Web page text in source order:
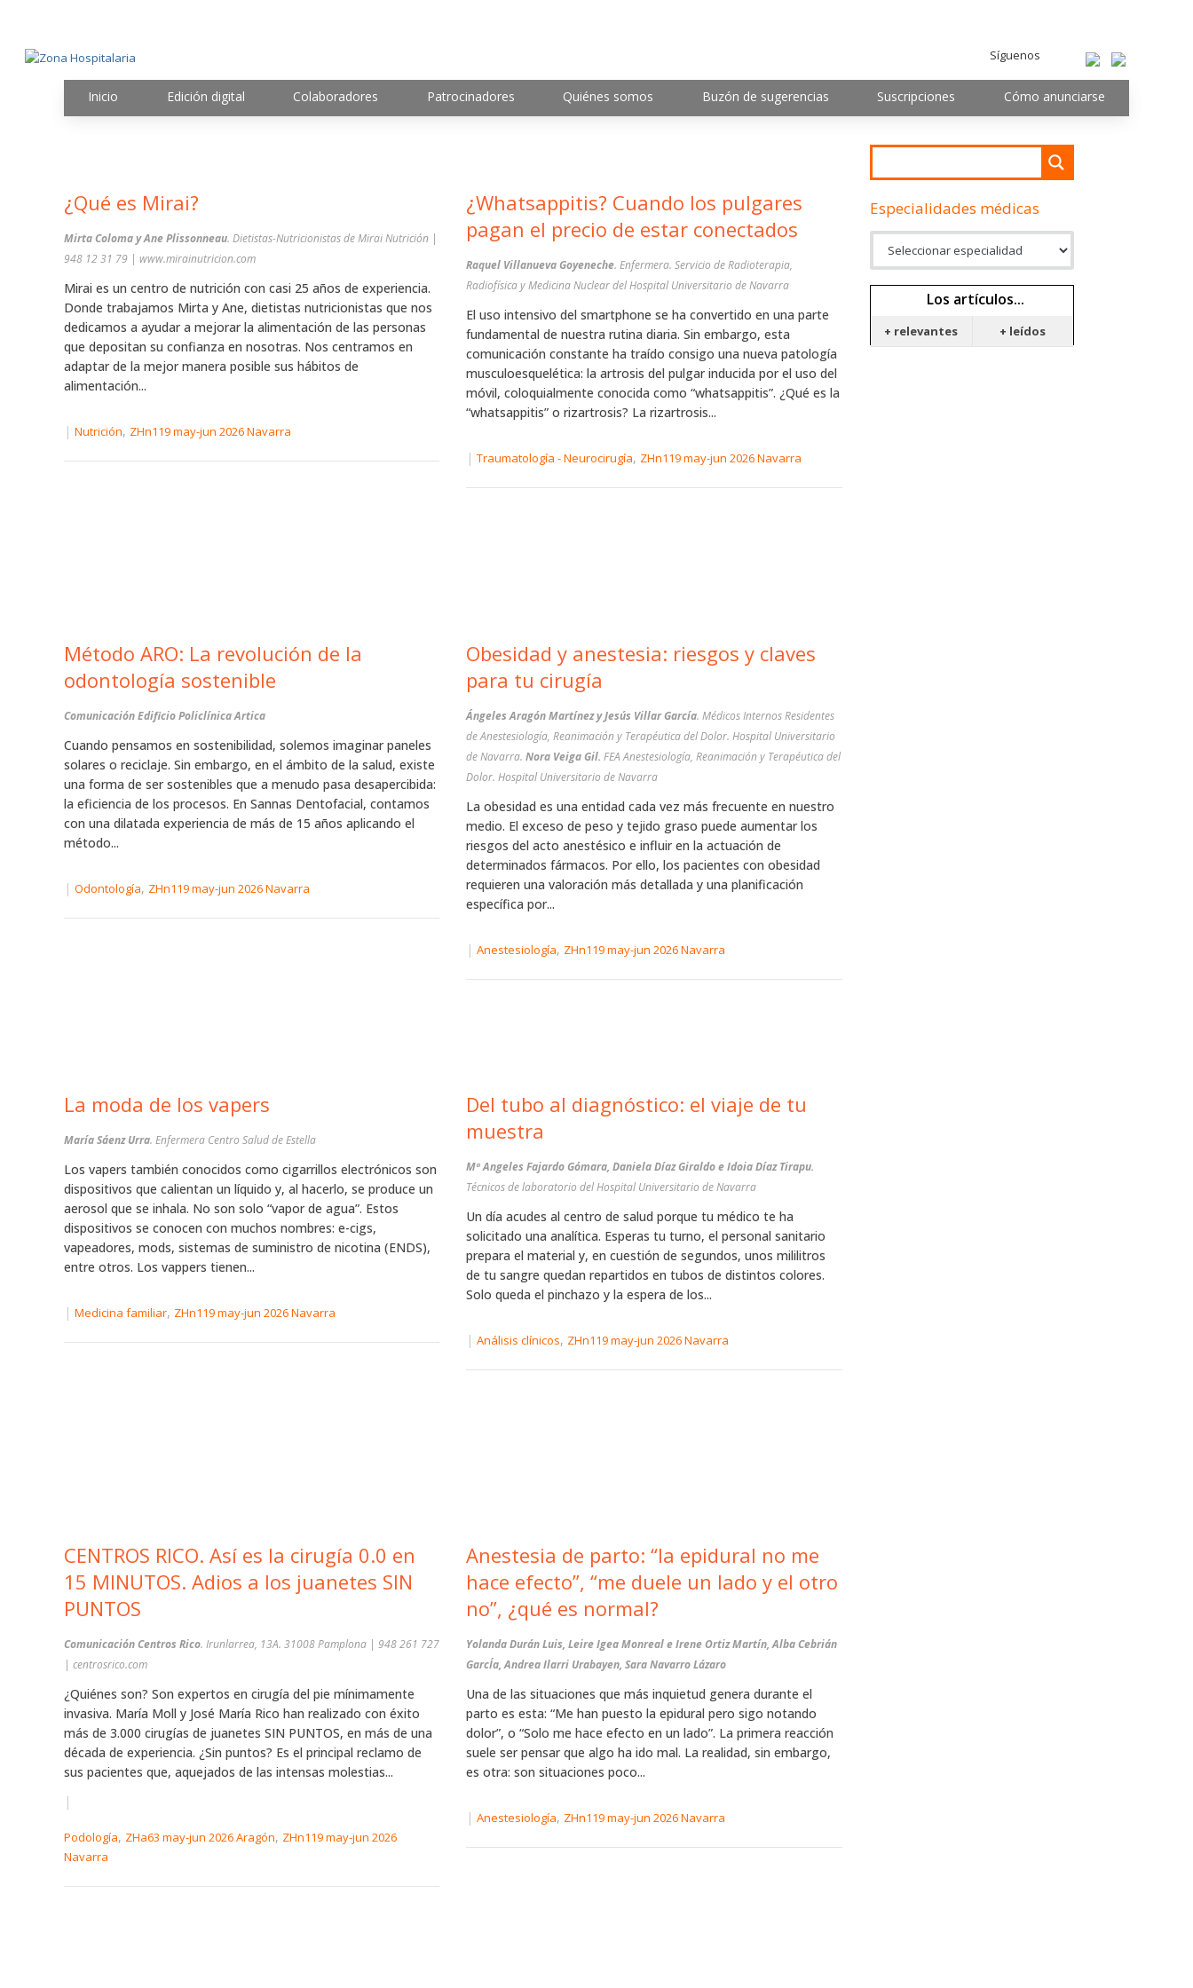
Síguenos
Inicio Edición digital Colaboradores Patrocinadores Quiénes somos Buzón de sugerencias Suscripciones Cómo anunciarse
¿Qué es Mirai?
Mirta Coloma y Ane Plissonneau. Dietistas-Nutricionistas de Mirai Nutrición |
948 12 31 79 | www.mirainutricion.com
Mirai es un centro de nutrición con casi 25 años de experiencia.
Donde trabajamos Mirta y Ane, dietistas nutricionistas que nos
dedicamos a ayudar a mejorar la alimentación de las personas
que depositan su confianza en nosotras. Nos centramos en
adaptar de la mejor manera posible sus hábitos de
alimentación...
| Nutrición, ZHn119 may-jun 2026 Navarra
Método ARO: La revolución de la
odontología sostenible
Comunicación Edificio Policlínica Artica
Cuando pensamos en sostenibilidad, solemos imaginar paneles
solares o reciclaje. Sin embargo, en el ámbito de la salud, existe
una forma de ser sostenibles que a menudo pasa desapercibida:
la eficiencia de los procesos. En Sannas Dentofacial, contamos
con una dilatada experiencia de más de 15 años aplicando el
método...
| Odontología, ZHn119 may-jun 2026 Navarra
La moda de los vapers
María Sáenz Urra. Enfermera Centro Salud de Estella
Los vapers también conocidos como cigarrillos electrónicos son
dispositivos que calientan un líquido y, al hacerlo, se produce un
aerosol que se inhala. No son solo “vapor de agua”. Estos
dispositivos se conocen con muchos nombres: e-cigs,
vapeadores, mods, sistemas de suministro de nicotina (ENDS),
entre otros. Los vappers tienen...
| Medicina familiar, ZHn119 may-jun 2026 Navarra
CENTROS RICO. Así es la cirugía 0.0 en
15 MINUTOS. Adios a los juanetes SIN
PUNTOS
Comunicación Centros Rico. Irunlarrea, 13A. 31008 Pamplona | 948 261 727
| centrosrico.com
¿Quiénes son? Son expertos en cirugía del pie mínimamente
invasiva. María Moll y José María Rico han realizado con éxito
más de 3.000 cirugías de juanetes SIN PUNTOS, en más de una
década de experiencia. ¿Sin puntos? Es el principal reclamo de
sus pacientes que, aquejados de las intensas molestias...
|
Podología, ZHa63 may-jun 2026 Aragón, ZHn119 may-jun 2026
Navarra
¿Whatsappitis? Cuando los pulgares
pagan el precio de estar conectados
Raquel Villanueva Goyeneche. Enfermera. Servicio de Radioterapia,
Radiofísica y Medicina Nuclear del Hospital Universitario de Navarra
El uso intensivo del smartphone se ha convertido en una parte
fundamental de nuestra rutina diaria. Sin embargo, esta
comunicación constante ha traído consigo una nueva patología
musculoesquelética: la artrosis del pulgar inducida por el uso del
móvil, coloquialmente conocida como “whatsappitis”. ¿Qué es la
“whatsappitis” o rizartrosis? La rizartrosis...
|Traumatología - Neurocirugía, ZHn119 may-jun 2026 Navarra
Obesidad y anestesia: riesgos y claves
para tu cirugía
Ángeles Aragón Martínez y Jesús Villar García. Médicos Internos Residentes
de Anestesiología, Reanimación y Terapéutica del Dolor. Hospital Universitario
de Navarra.Nora Veiga Gil.FEA Anestesiología, Reanimación y Terapéutica del
Dolor. Hospital Universitario de Navarra
La obesidad es una entidad cada vez más frecuente en nuestro
medio. El exceso de peso y tejido graso puede aumentar los
riesgos del acto anestésico e influir en la actuación de
determinados fármacos. Por ello, los pacientes con obesidad
requieren una valoración más detallada y una planificación
específica por...
|Anestesiología, ZHn119 may-jun 2026 Navarra
Del tubo al diagnóstico: el viaje de tu
muestra
Mª Angeles Fajardo Gómara, Daniela Díaz Giraldo e Idoia Díaz Tirapu.
Técnicos de laboratorio del Hospital Universitario de Navarra
Un día acudes al centro de salud porque tu médico te ha
solicitado una analítica. Esperas tu turno, el personal sanitario
prepara el material y, en cuestión de segundos, unos mililitros
de tu sangre quedan repartidos en tubos de distintos colores.
Solo queda el pinchazo y la espera de los...
|Análisis clínicos, ZHn119 may-jun 2026 Navarra
Anestesia de parto: “la epidural no me
hace efecto”, “me duele un lado y el otro
no”, ¿qué es normal?
Yolanda Durán Luis, Leire Igea Monreal e Irene Ortiz Martín, Alba Cebrián
GarcÍa, Andrea Ilarri Urabayen, Sara Navarro Lázaro
Una de las situaciones que más inquietud genera durante el
parto es esta: “Me han puesto la epidural pero sigo notando
dolor”, o “Solo me hace efecto en un lado”. La primera reacción
suele ser pensar que algo ha ido mal. La realidad, sin embargo,
es otra: son situaciones poco...
|Anestesiología, ZHn119 may-jun 2026 Navarra
Especialidades médicas
Los artículos...
+ relevantes + leídos